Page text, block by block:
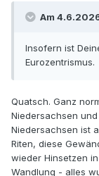
Am
Insofern ist
Eurozentrismus.
Quatsch. Ganz
Niedersachsen
Niedersachsen ist
Riten, diese
wieder Hinsetzen
Wandlung - alles